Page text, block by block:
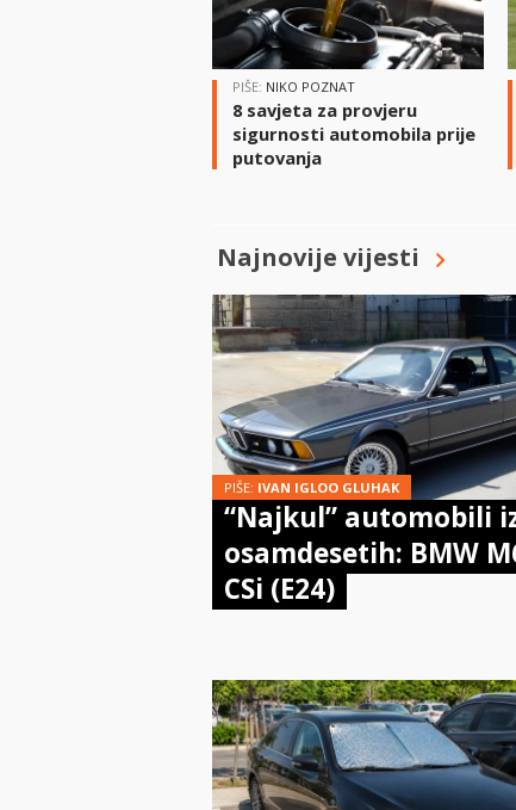
PIŠE: NIKO POZNAT
8 savjeta za provjeru
sigurnosti automobila prije
putovanja
Najnovije vijesti
PIŠE: IVAN IGLOO GLUHAK
“Najkul” automobili
osamdesetih: BMW
CSi (E24)